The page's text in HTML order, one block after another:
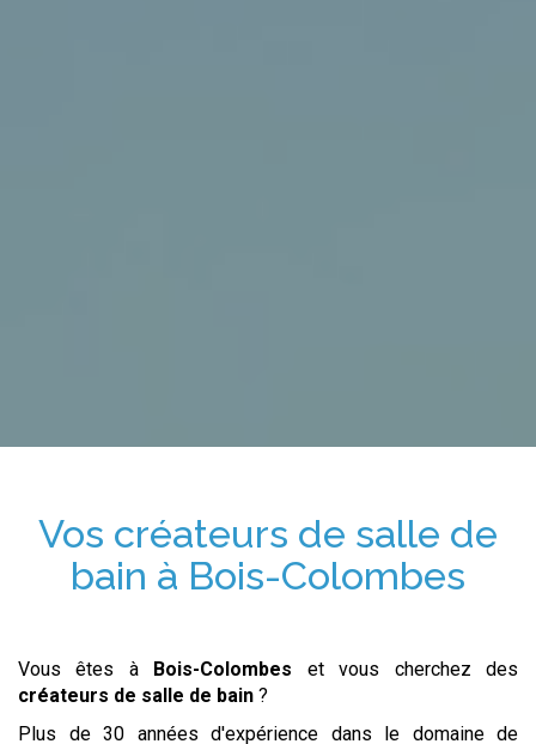
Vos créateurs de salle de
bain à Bois-Colombes
Vous êtes à Bois-Colombes et vous cherchez des
créateurs de salle de bain ?
Plus de 30 années d'expérience dans le domaine de